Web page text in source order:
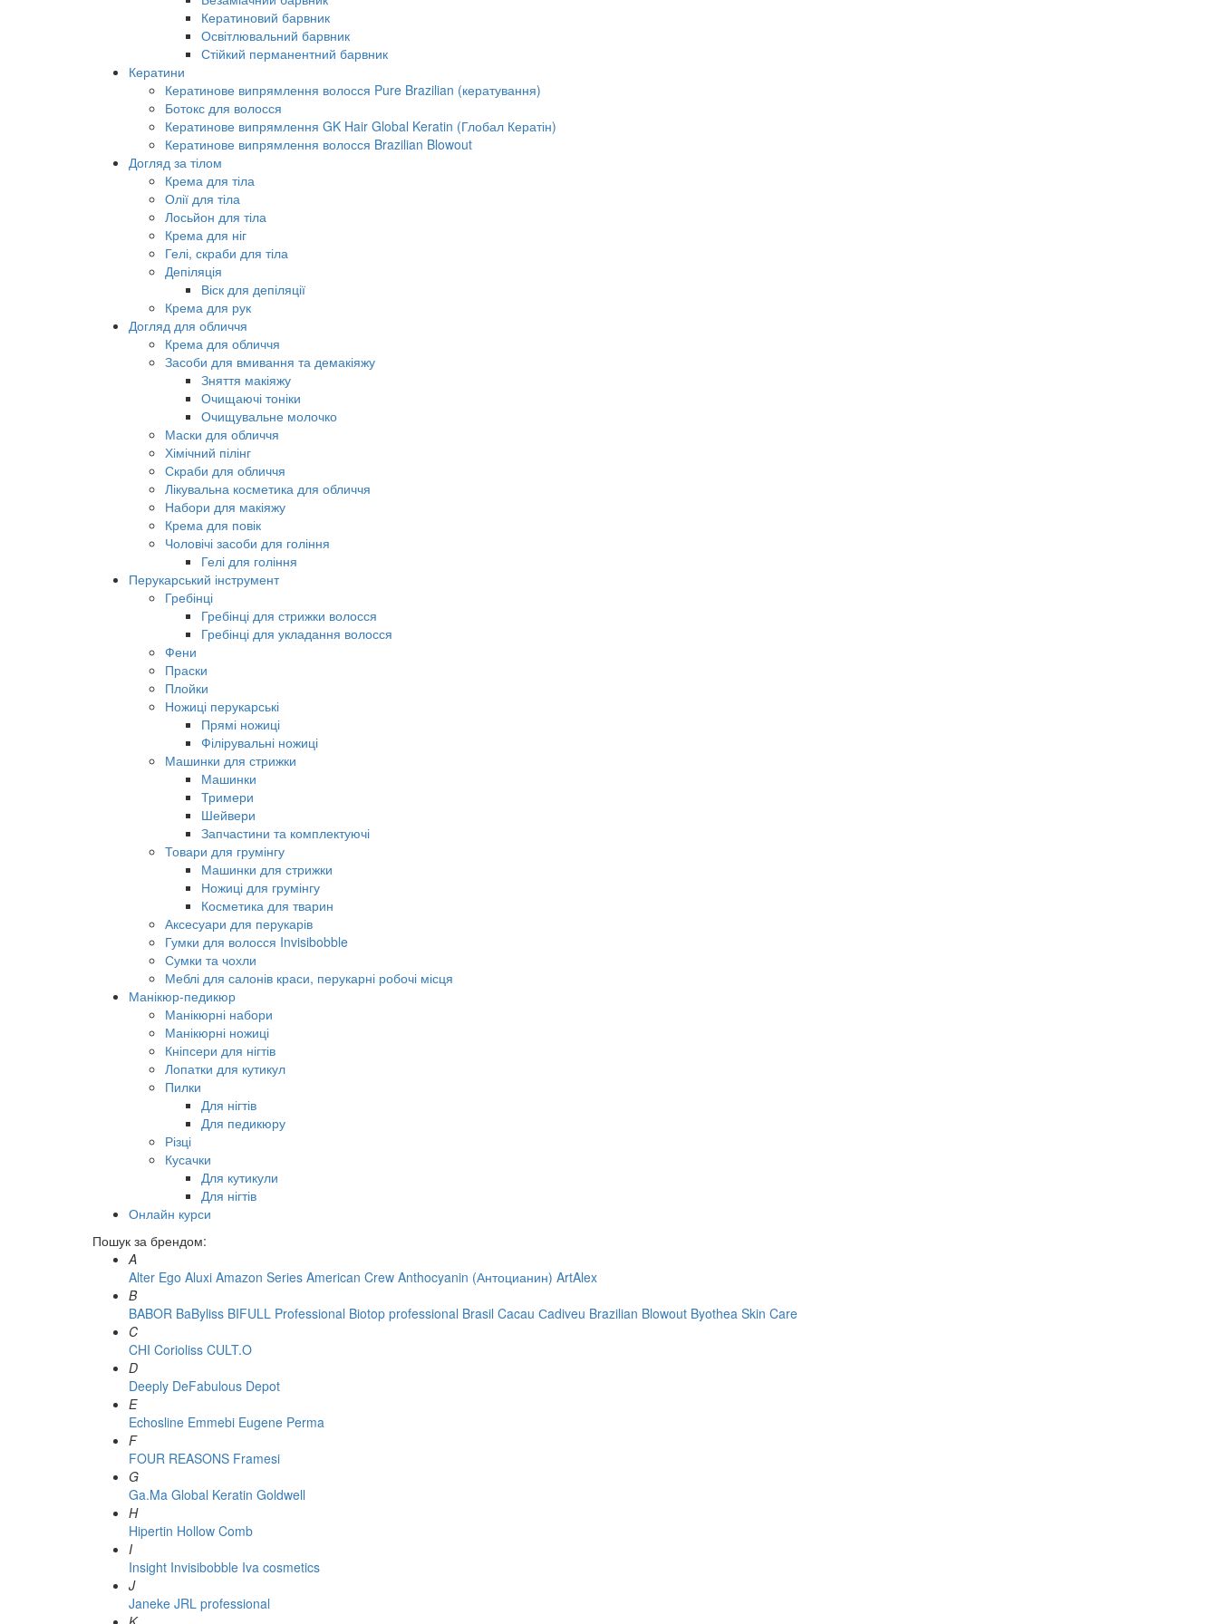
Кератиновий барвник
Освітлювальний барвник
Стійкий перманентний барвник
Кератини
Кератинове випрямлення волосся Pure Brazilian (кератування)
Ботокс для волосся
Кератинове випрямлення GK Hair Global Keratin (Глобал Кератін)
Кератинове випрямлення волосся Brazilian Blowout
Догляд за тілом
Крема для тіла
Олії для тіла
Лосьйон для тіла
Крема для ніг
Гелі, скраби для тіла
Депіляція
Віск для депіляції
Крема для рук
Догляд для обличчя
Крема для обличчя
Засоби для вмивання та демакіяжу
Зняття макіяжу
Очищаючі тоніки
Очищувальне молочко
Маски для обличчя
Хімічний пілінг
Скраби для обличчя
Лікувальна косметика для обличчя
Набори для макіяжу
Крема для повік
Чоловічі засоби для гоління
Гелі для гоління
Перукарський інструмент
Гребінці
Гребінці для стрижки волосся
Гребінці для укладання волосся
Фени
Праски
Плойки
Ножиці перукарські
Прямі ножиці
Філірувальні ножиці
Машинки для стрижки
Машинки
Тримери
Шейвери
Запчастини та комплектуючі
Товари для грумінгу
Машинки для стрижки
Ножиці для грумінгу
Косметика для тварин
Аксесуари для перукарів
Гумки для волосся Invisibobble
Сумки та чохли
Меблі для салонів краси, перукарні робочі місця
Манікюр-педикюр
Манікюрні набори
Манікюрні ножиці
Кніпсери для нігтів
Лопатки для кутикул
Пилки
Для нігтів
Для педикюру
Різці
Кусачки
Для кутикули
Для нігтів
Онлайн курси
Пошук за брендом:
A
Alter Ego Aluxi Amazon Series American Crew Anthocyanin (Антоцианин) ArtAlex
B
BABOR BaByliss BIFULL Professional Biotop professional Brasil Cacau Сadiveu Brazilian Blowout Byothea Skin Care
C
CHI Corioliss CULT.O
D
Deeply DeFabulous Depot
E
Echosline Emmebi Eugene Perma
F
FOUR REASONS Framesi
G
Ga.Ma Global Keratin Goldwell
H
Hipertin Hollow Comb
I
Insight Invisibobble Iva cosmetics
J
Janeke JRL professional